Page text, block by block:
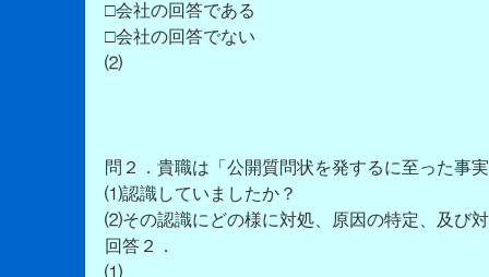
□会社の回答である
□会社の回答でない
⑵
問２．貴職は「公開質問状を発するに至った事
⑴認識していましたか？
⑵その認識にどの様に対処、原因の特定、及び
回答２．
⑴